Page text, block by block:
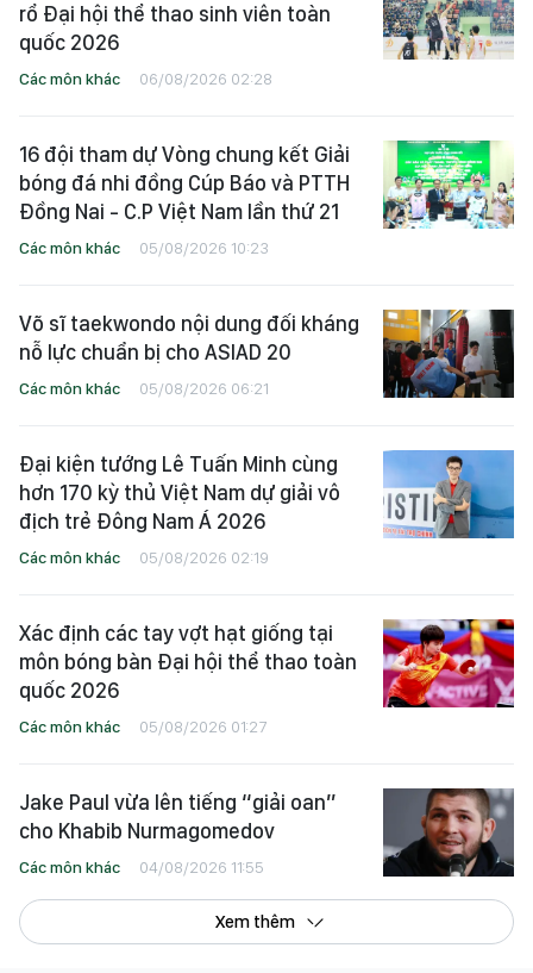
rổ Đại hội thể thao sinh viên toàn
quốc 2026
Các môn khác 06/08/2026 02:28
16 đội tham dự Vòng chung kết Giải
bóng đá nhi đồng Cúp Báo và PTTH
Đồng Nai - C.P Việt Nam lần thứ 21
Các môn khác 05/08/2026 10:23
Võ sĩ taekwondo nội dung đối kháng
nỗ lực chuẩn bị cho ASIAD 20
Các môn khác 05/08/2026 06:21
Đại kiện tướng Lê Tuấn Minh cùng
hơn 170 kỳ thủ Việt Nam dự giải vô
địch trẻ Đông Nam Á 2026
Các môn khác 05/08/2026 02:19
Xác định các tay vợt hạt giống tại
môn bóng bàn Đại hội thể thao toàn
quốc 2026
Các môn khác 05/08/2026 01:27
Jake Paul vừa lên tiếng “giải oan”
cho Khabib Nurmagomedov
Các môn khác 04/08/2026 11:55
Xem thêm